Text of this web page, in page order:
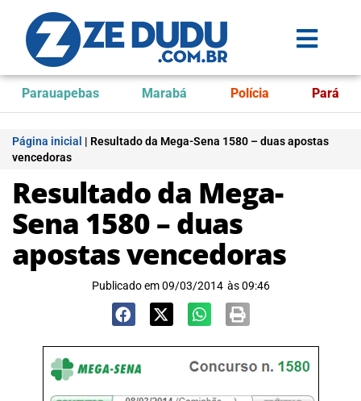
Parauapebas Marabá Polícia Pará
Página inicial | Resultado da Mega-Sena 1580 – duas apostas
vencedoras
Resultado da Mega-
Sena 1580 – duas
apostas vencedoras
Publicado em 09/03/2014 às 09:46